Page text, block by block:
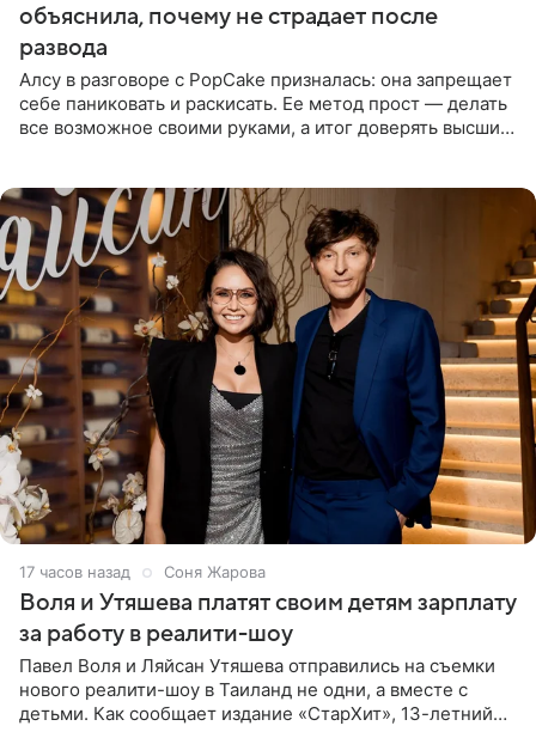
объяснила, почему не страдает после
развода
Алсу в разговоре с PopCake призналась: она запрещает
себе паниковать и раскисать. Ее метод прост — делать
все возможное своими руками, а итог доверять высшим
17 часов назад Соня Жарова
Воля и Утяшева платят своим детям зарплату
за работу в реалити-шоу
Павел Воля и Ляйсан Утяшева отправились на съемки
нового реалити-шоу в Таиланд не одни, а вместе с
детьми. Как сообщает издание «СтарХит», 13-летний